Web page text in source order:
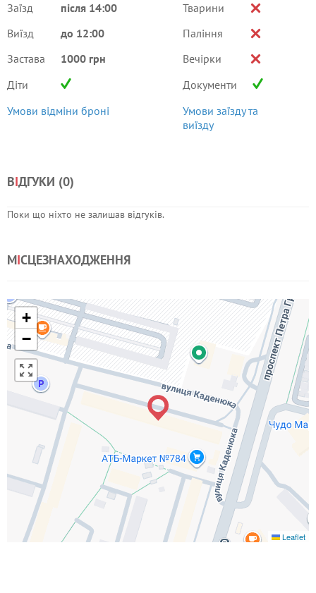
Заїзд
після 14:00
Виїзд
до 12:00
Застава
1000 грн
Діти
Умови відміни броні
Тварини
Паління
Вечірки
Документи
Умови заїзду та
виїзду
ВІДГУКИ (0)
Поки що ніхто не залишав відгуків.
МІСЦЕЗНАХОДЖЕННЯ
+
−
Leaflet